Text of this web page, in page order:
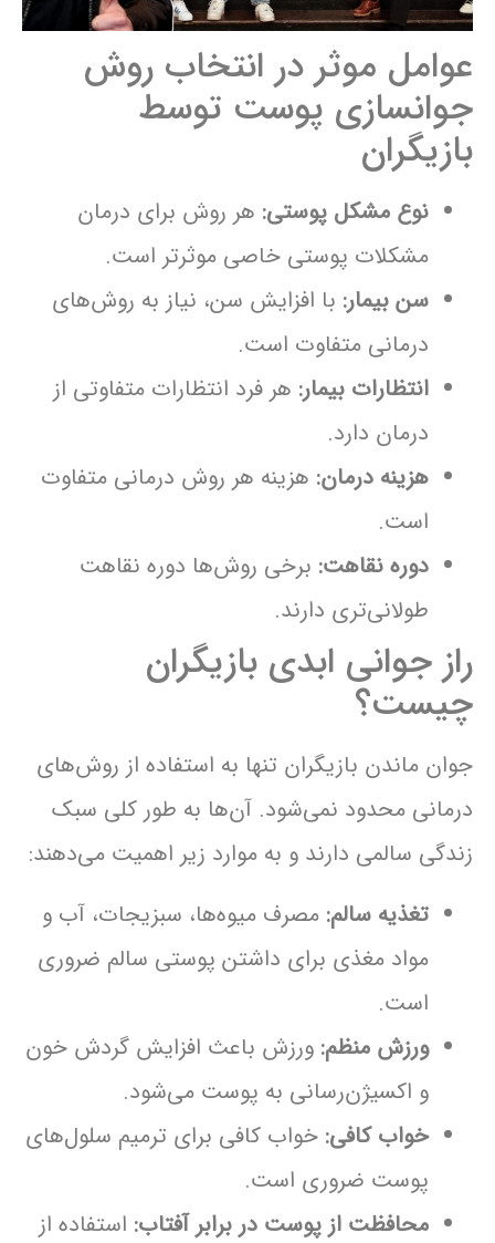
عوامل موثر در انتخاب روش
جوانسازی پوست توسط
بازیگران
نوع مشکل پوستی: هر روش برای درمان
مشکلات پوستی خاصی موثرتر است.
سن بیمار: با افزایش سن، نیاز به روش‌های
درمانی متفاوت است.
انتظارات بیمار: هر فرد انتظارات متفاوتی از
درمان دارد.
هزینه درمان: هزینه هر روش درمانی متفاوت
است.
دوره نقاهت: برخی روش‌ها دوره نقاهت
طولانی‌تری دارند.
راز جوانی ابدی بازیگران
چیست؟
جوان ماندن بازیگران تنها به استفاده از روش‌های
درمانی محدود نمی‌شود. آن‌ها به طور کلی سبک
زندگی سالمی دارند و به موارد زیر اهمیت می‌دهند:
تغذیه سالم: مصرف میوه‌ها، سبزیجات، آب و
مواد مغذی برای داشتن پوستی سالم ضروری
است.
ورزش منظم: ورزش باعث افزایش گردش خون
و اکسیژن‌رسانی به پوست می‌شود.
خواب کافی: خواب کافی برای ترمیم سلول‌های
پوست ضروری است.
محافظت از پوست در برابر آفتاب: استفاده از